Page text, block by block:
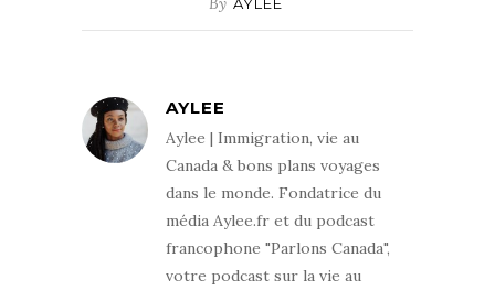
AYLEE
AYLEE
Aylee | Immigration, vie au
Canada & bons plans voyages
dans le monde. Fondatrice du
média Aylee.fr et du podcast
francophone "Parlons Canada",
votre podcast sur la vie au